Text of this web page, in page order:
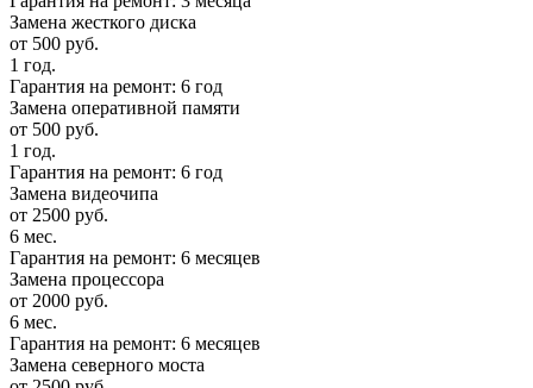
Замена жесткого диска
от 500 руб.
1 год.
Гарантия на ремонт: 6 год
Замена оперативной памяти
от 500 руб.
1 год.
Гарантия на ремонт: 6 год
Замена видеочипа
от 2500 руб.
6 мес.
Гарантия на ремонт: 6 месяцев
Замена процессора
от 2000 руб.
6 мес.
Гарантия на ремонт: 6 месяцев
Замена северного моста